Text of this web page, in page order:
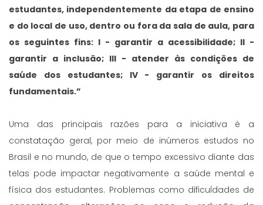
estudantes, independentemente da etapa de ensino
e do local de uso, dentro ou fora da sala de aula, para
os seguintes fins: I - garantir a acessibilidade; II -
garantir a inclusão; III - atender às condições de
saúde dos estudantes; IV - garantir os direitos
fundamentais.”
Uma das principais razões para a iniciativa é a
constatação geral, por meio de inúmeros estudos no
Brasil e no mundo, de que o tempo excessivo diante das
telas pode impactar negativamente a saúde mental e
física dos estudantes. Problemas como dificuldades de